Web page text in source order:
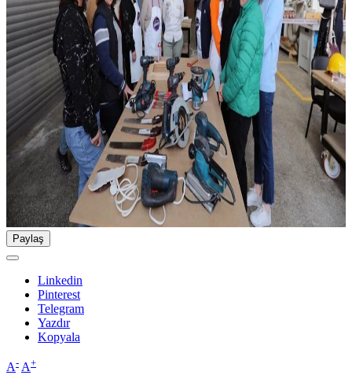
Paylaş
Linkedin
Pinterest
Telegram
Yazdır
Kopyala
A- A+